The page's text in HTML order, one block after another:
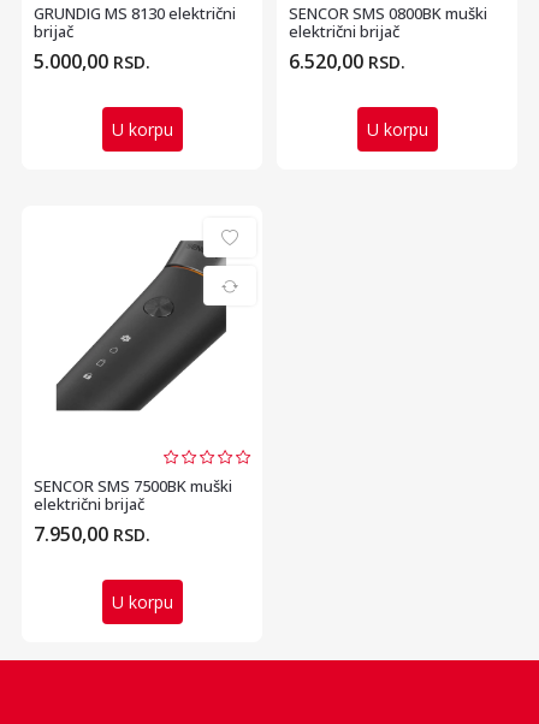
GRUNDIG MS 8130 električni
brijač
5.000,00 RSD.
U korpu
SENCOR SMS 0800BK muški
električni brijač
6.520,00 RSD.
U korpu
SENCOR SMS 7500BK muški
električni brijač
7.950,00 RSD.
U korpu